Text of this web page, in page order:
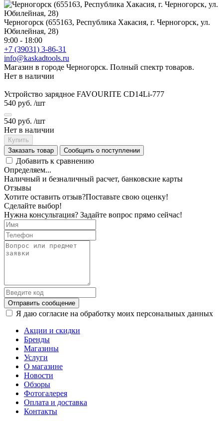
Черногорск (655163, Республика Хакасия, г. Черногорск, ул.
Юбилейная, 28)
9:00 - 18:00
+7 (39031) 3-86-31
info@kaskadtools.ru
Магазин в городе Черногорск. Полный спектр товаров.
Нет в наличии
Устройство зарядное FAVOURITE CD14Li-777
540 руб. /шт
540 руб. /шт
Нет в наличии
Купить
Заказать товар
Сообщить о поступлении
Добавить к сравнению
Определяем...
Наличный и безналичный расчет, банковские карты
Отзывы
Хотите оставить отзыв?Поставьте свою оценку!
Сделайте выбор!
Нужна консультация? Задайте вопрос прямо сейчас!
Отправить сообщение
Я даю согласие на обработку моих персональных данных
Акции и скидки
Бренды
Магазины
Услуги
О магазине
Новости
Обзоры
Фотогалерея
Оплата и доставка
Контакты